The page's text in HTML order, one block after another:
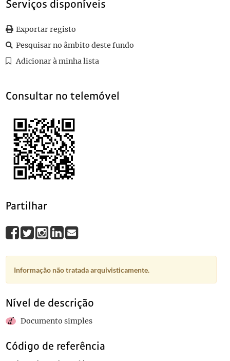
0021 Sem título 1915-07-14
0023 Sem título
0024
Sem título 1915-07-28
0100 Sem título 1915-07-15
Serviços disponíveis
Exportar registo
Pesquisar no âmbito deste fundo
Adicionar à minha lista
Consultar no telemóvel
Partilhar
Informação não tratada arquivisticamente.
Nível de descrição
Documento simples
Código de referência